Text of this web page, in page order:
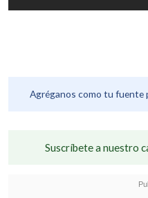
Agréganos como tu fuente
Suscríbete a nuestro